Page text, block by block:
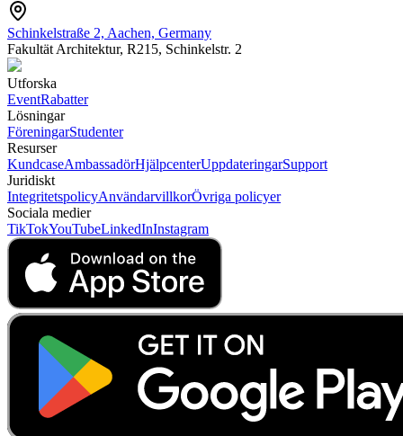
Schinkelstraße 2, Aachen, Germany
Fakultät Architektur, R215, Schinkelstr. 2
Utforska
EventRabatter
Lösningar
FöreningarStudenter
Resurser
KundcaseAmbassadörHjälpcenterUppdateringarSupport
Juridiskt
IntegritetspolicyAnvändarvillkorÖvriga policyer
Sociala medier
TikTokYouTubeLinkedInInstagram